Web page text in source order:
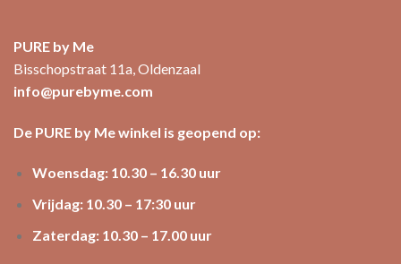
PURE by Me
Bisschopstraat 11a, Oldenzaal
info@purebyme.com
De PURE by Me winkel is geopend op:
Woensdag: 10.30 – 16.30 uur
Vrijdag: 10.30 – 17:30 uur
Zaterdag: 10.30 – 17.00 uur